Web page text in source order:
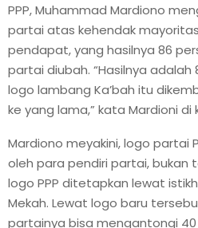
PPP, Muhammad Mardiono
partai atas kehendak
pendapat, yang hasilnya 86
partai diubah. “Hasilnya
logo lambang Ka’bah itu
ke yang lama,” kata Mardioni di
Mardiono meyakini, logo partai
oleh para pendiri partai, bukan
logo PPP ditetapkan lewat
Mekah. Lewat logo baru
partainya bisa mengantongi 40